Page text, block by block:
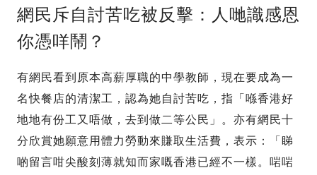
網民斥自討苦吃被反擊：人哋識感恩
你憑咩鬧？
有網民看到原本高薪厚職的中學教師，現在要成為一
名快餐店的清潔工，認為她自討苦吃，指「喺香港好
地地有份工又唔做，去到做二等公民」。亦有網民十
分欣賞她願意用體力勞動來賺取生活費，表示：「睇
啲留言咁尖酸刻薄就知而家嘅香港已經不一樣。啱啱